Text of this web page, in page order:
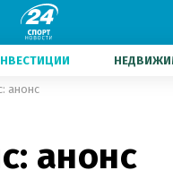
анонс
анонс